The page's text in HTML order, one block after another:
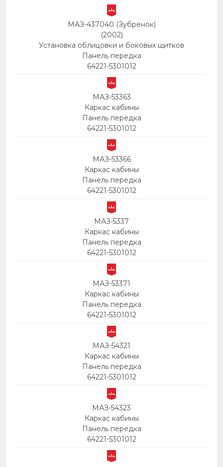
МАЗ-437040 (Зубренок)
(2002)
Установка облицовки и боковых щитков
Панель передка
64221-5301012
МАЗ-53363
Каркас кабины
Панель передка
64221-5301012
МАЗ-53366
Каркас кабины
Панель передка
64221-5301012
МАЗ-5337
Каркас кабины
Панель передка
64221-5301012
МАЗ-53371
Каркас кабины
Панель передка
64221-5301012
МАЗ-54321
Каркас кабины
Панель передка
64221-5301012
МАЗ-54323
Каркас кабины
Панель передка
64221-5301012